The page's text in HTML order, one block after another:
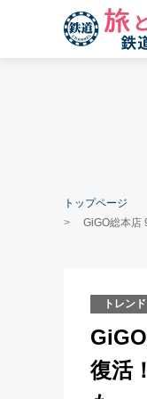
トップページ
GiGO総本店
トレンド
復活